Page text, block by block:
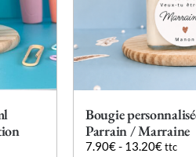
Bougie
Parrain / Marraine
7.90€- 13.20€ ttc